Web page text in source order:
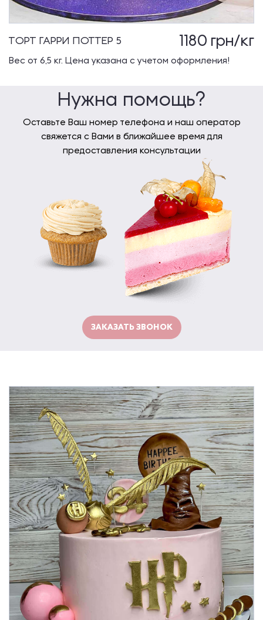
ТОРТ ГАРРИ ПОТТЕР 5 1180 грн/кг
Вес от 6,5 кг. Цена указана с учетом оформления!
Нужна помощь?
Оставьте Ваш номер телефона и наш оператор
свяжется с Вами в ближайшее время для
предоставления консультации
ЗАКАЗАТЬ ЗВОНОК